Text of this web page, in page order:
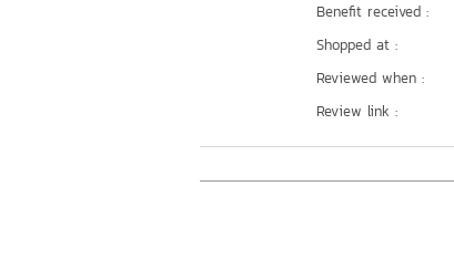
Benefit received :
Shopped at :
Reviewed when :
Review link :